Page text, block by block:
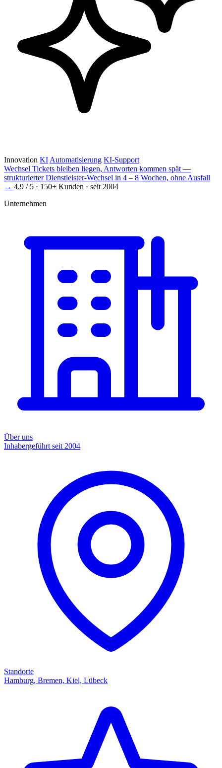
Innovation KI Automatisierung KI-Support
Wechsel Tickets bleiben liegen, Antworten kommen spät —
strukturierter Dienstleister-Wechsel in 4 – 8 Wochen, ohne Ausfall
→ 4,9 / 5 · 150+ Kunden · seit 2004
Unternehmen
Über uns
Inhabergeführt seit 2004
Standorte
Hamburg, Bremen, Kiel, Lübeck